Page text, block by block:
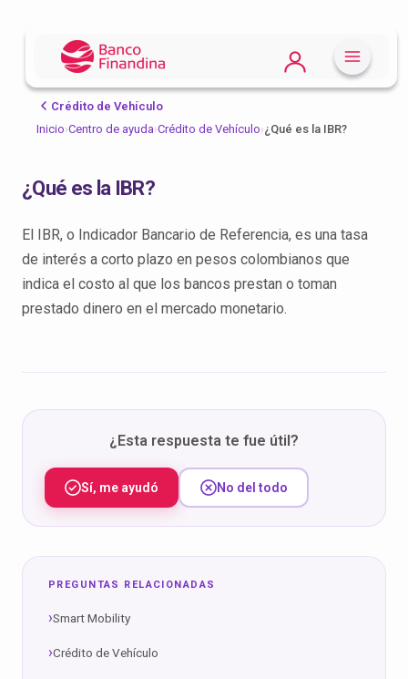
Crédito de Vehículo
Inicio›Centro de ayuda›Crédito de Vehículo›¿Qué es la IBR?
¿Qué es la IBR?
El IBR, o Indicador Bancario de Referencia, es una tasa
de interés a corto plazo en pesos colombianos que
indica el costo al que los bancos prestan o toman
prestado dinero en el mercado monetario.
¿Esta respuesta te fue útil?
Sí, me ayudó No del todo
PREGUNTAS RELACIONADAS
Smart Mobility
Crédito de Vehículo